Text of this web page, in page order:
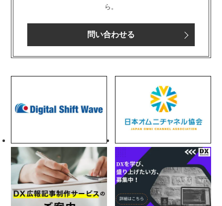
ら。
問い合わせる